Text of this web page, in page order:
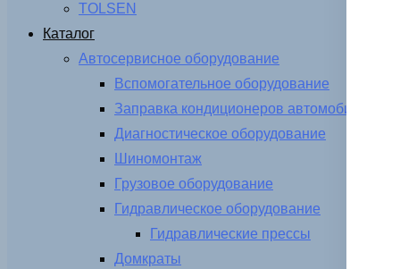
TOLSEN
Каталог
Автосервисное оборудование
Вспомогательное оборудование
Заправка кондиционеров автомобиля
Диагностическое оборудование
Шиномонтаж
Грузовое оборудование
Гидравлическое оборудование
Гидравлические прессы
Домкраты